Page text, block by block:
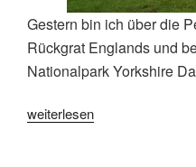
Gestern bin ich über die
Rückgrat Englands und
Nationalpark Yorkshire
„C2C
weiterlesen